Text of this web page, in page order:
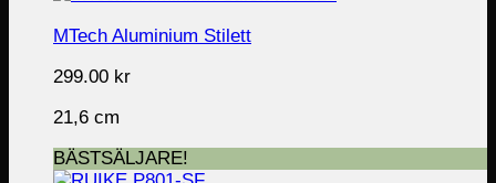
MTech Aluminium Stilett
299.00 kr
21,6 cm
BÄSTSÄLJARE!